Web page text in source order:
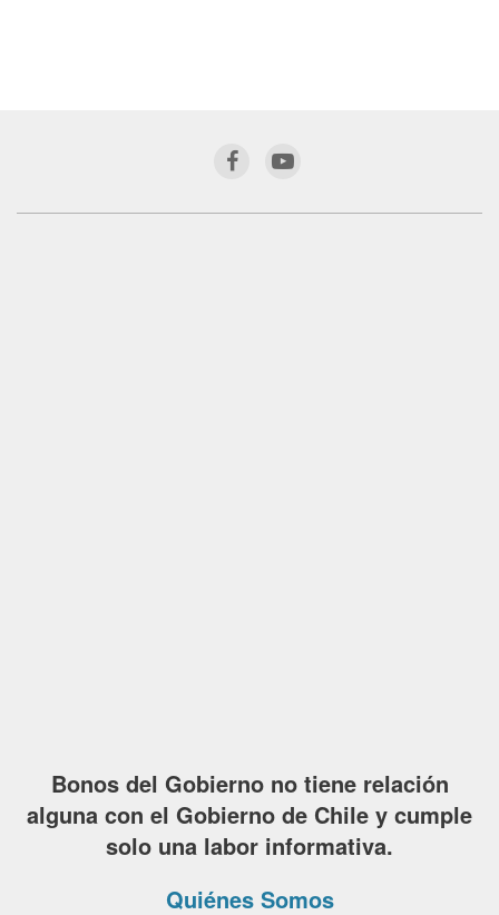
Bonos del Gobierno no tiene relación
alguna con el Gobierno de Chile y cumple
solo una labor informativa.
Quiénes Somos